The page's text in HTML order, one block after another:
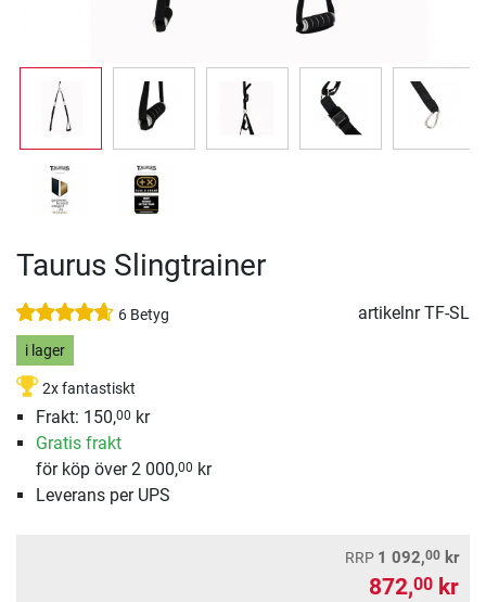
Taurus Slingtrainer
6 Betyg artikelnrTF-SL
i lager
2x fantastiskt
Frakt: 150,00 kr
Gratis frakt
för köp över 2 000,00 kr
Leverans per UPS
RRP 1 092,00 kr
872,00 kr